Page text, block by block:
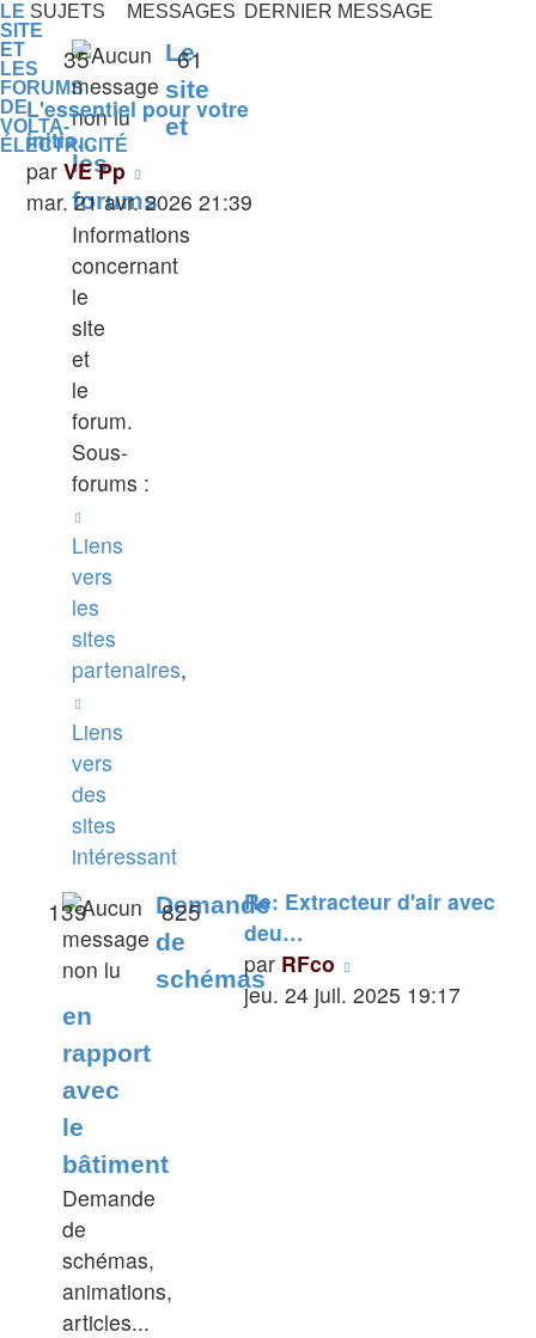
LE
SITE
ET
LES
FORUMS
DE
VOLTA-
ÉLECTRICITÉ
SUJETS MESSAGES DERNIER MESSAGE
Le
site
et
les
forums
Informations
concernant
le
site
et
le
forum.
Sous-
forums :
Liens
vers
les
sites
partenaires,
Liens
vers
des
sites
intéressant
35 61
L'essentiel pour votre
initia…
par VE Pp
le
dernier
message
mar. 21 avr. 2026 21:39
Demande
de
schémas
en
rapport
avec
le
bâtiment
Demande
de
schémas,
animations,
articles...
139 825
Re: Extracteur d'air avec
deu…
par RFco
le
jeu. 24 juil. 2025 19:17